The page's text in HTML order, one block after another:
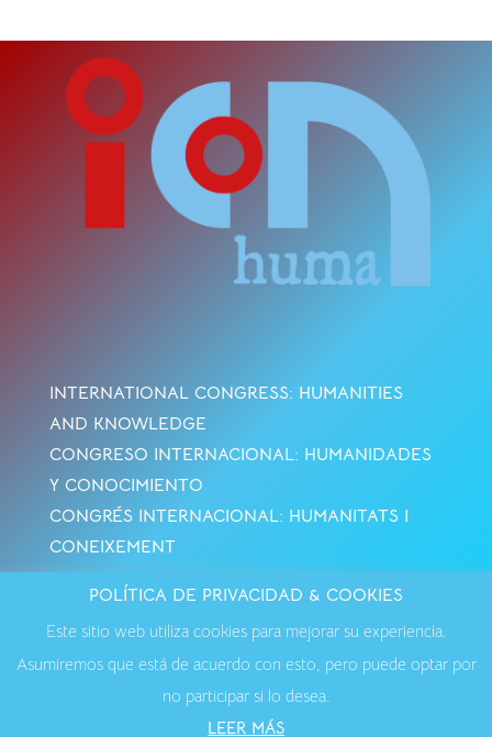
INTERNATIONAL CONGRESS: HUMANITIES
AND KNOWLEDGE
CONGRESO INTERNACIONAL: HUMANIDADES
Y CONOCIMIENTO
CONGRÉS INTERNACIONAL: HUMANITATS I
CONEIXEMENT
Privacidad·Contactar
POLÍTICA DE PRIVACIDAD & COOKIES
Este sitio web utiliza cookies para mejorar su experiencia.
Asumiremos que está de acuerdo con esto, pero puede optar por
no participar si lo desea.
LEER MÁS